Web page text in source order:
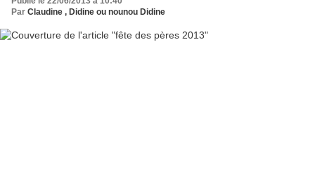
Par Claudine , Didine ou nounou Didine